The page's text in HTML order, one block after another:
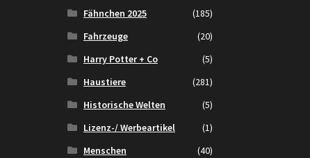
Fähnchen 2025
(185)
Fahrzeuge
(20)
Harry Potter + Co
(5)
Haustiere
(281)
Historische Welten
(5)
Lizenz-/ Werbeartikel
(1)
Menschen
(40)